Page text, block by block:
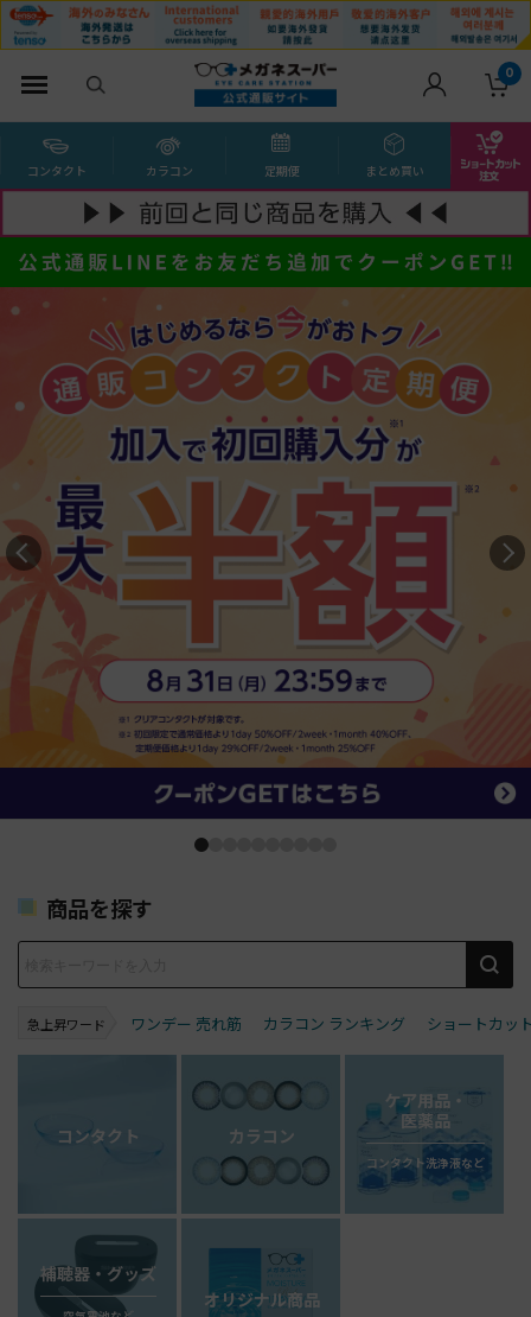
0
コンタクト カラコン 定期便 まとめ買い
商品を探す
急上昇ワード ワンデー 売れ筋 カラコン ランキング ショートカッ
コンタクト カラコン
ケア用品・
医薬品
コンタクト洗浄液など
補聴器・グッズ
オリジナル商品